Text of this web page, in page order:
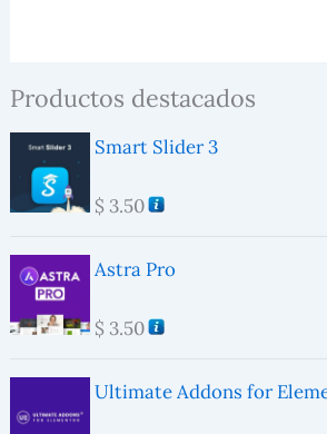
Productos destacados
Smart Slider 3
$3.50
Astra Pro
$3.50
Ultimate Addons for